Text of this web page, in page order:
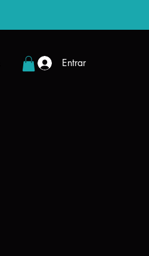
Entrar